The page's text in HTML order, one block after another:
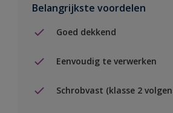
Belangrijkste voordelen
Goed dekkend
Eenvoudig te verwerken
Schrobvast (klasse 2